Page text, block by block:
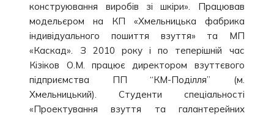
конструювання виробів зі шкіри». Працював
модельєром на КП «Хмельницька фабрика
індивідуального пошиття взуття» та МП
«Каскад». З 2010 року і по теперішній час
Кізіков О.М. працює директором взуттєвого
підприємства ПП “КМ-Поділля” (м.
Хмельницький). Студенти спеціальності
«Проектування взуття та галантерейних